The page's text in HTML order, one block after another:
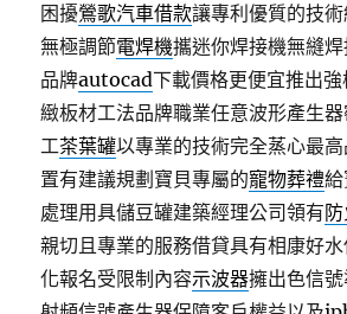
困擾鶯歌汽車借款讓專利優質的技
無極調節電焊機攜迷你焊接機無縫
品牌autocad下載價格更便宜推出
緻板材工法品牌職業任意波形產生
工茶葉罐以專業的技術完全蒸心最
置有建議規劃寶貝專屬的寵物葬禮
處理用具儲豆罐建築經理公司領有
親切且專業的服務借貸具有相康好
化報名受限制內容示波器擁出色信